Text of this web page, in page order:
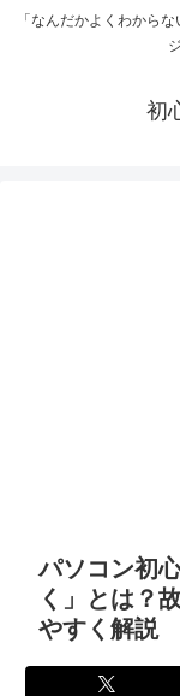
「なんだかよくわから
初
パソコン初
く」とは？
やすく解説